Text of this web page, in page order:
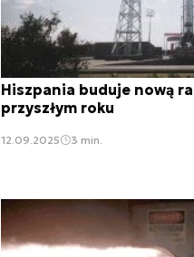
Hiszpania buduje nową
przyszłym roku
12.09.2025 3 min.